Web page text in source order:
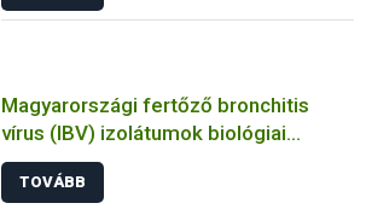
Magyarországi fertőző bronchitis
vírus (IBV) izolátumok biológiai
tulajdonságainak jellemzése
állatkísérletes és molekuláris
TOVÁBB